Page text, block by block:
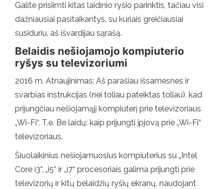
Galite prisiimti kitas laidinio ryšio parinktis, tačiau visi
dažniausiai pasitaikantys, su kuriais greičiausiai
susiduriu, aš išvardijau sąrašą.
Belaidis nešiojamojo kompiuterio
ryšys su televizoriumi
2016 m. Atnaujinimas: Aš parašiau išsamesnes ir
svarbias instrukcijas (nei toliau pateiktas toliau), kad
prijungčiau nešiojamąjį kompiuterį prie televizoriaus
„Wi-Fi“, T.e. Be laidų: kaip prijungti įpjovą prie „Wi-Fi“
televizoriaus.
Šiuolaikinius nešiojamuosius kompiuterius su „Intel
Core i3“, „i5“ ir „i7“ procesoriais galima prijungti prie
televizorių ir kitų belaidžių ryšių ekranų, naudojant